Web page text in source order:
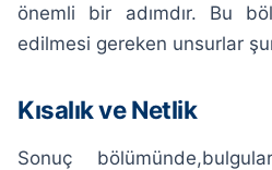
önemli bir adımdır. Bu
edilmesi gereken unsurlar
Kısalık ve Netlik
Sonuç